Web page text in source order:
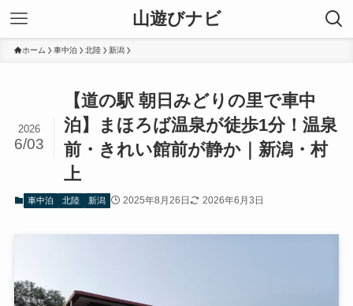
山遊びナビ
ホーム 車中泊 北陸 新潟
【道の駅 朝日みどりの里で車中
泊】まほろば温泉が徒歩1分！温泉
前・きれい館前が静か｜新潟・村
上
2026
6/03
車中泊 北陸 新潟 2025年8月26日 2026年6月3日